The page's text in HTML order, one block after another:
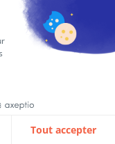
efficace et